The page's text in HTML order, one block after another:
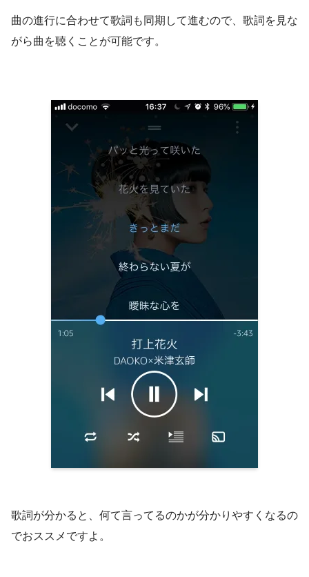
曲の進行に合わせて歌詞も同期して進むので、歌詞を見な
がら曲を聴くことが可能です。
歌詞が分かると、何て言ってるのかが分かりやすくなるの
でおススメですよ。